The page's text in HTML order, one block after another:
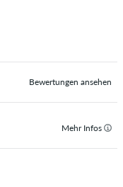
Bewertungen ansehen
Mehr Infos